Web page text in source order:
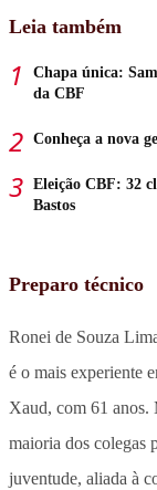
Leia também
Chapa única:
da CBF
Conheça a nova
Eleição CBF: 32
Bastos
Preparo técnico
Ronei de Souza
é o mais experiente
Xaud, com 61 anos.
maioria dos colegas
juventude, aliada à